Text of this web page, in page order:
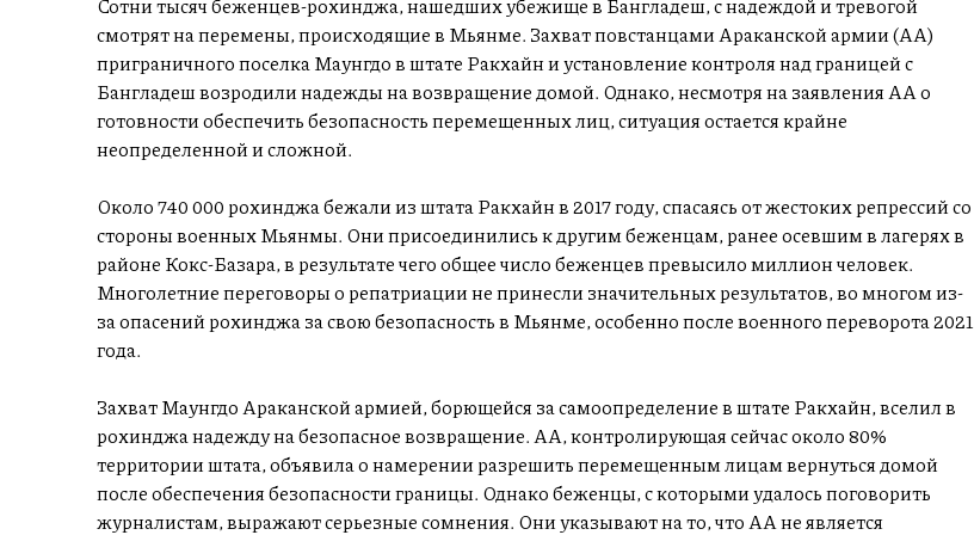
Сотни тысяч беженцев-рохинджа, нашедших убежище в Бангладеш, с надеждой и тревогой
смотрят на перемены, происходящие в Мьянме. Захват повстанцами Араканской армии (АА)
приграничного поселка Маунгдо в штате Ракхайн и установление контроля над границей с
Бангладеш возродили надежды на возвращение домой. Однако, несмотря на заявления АА о
готовности обеспечить безопасность перемещенных лиц, ситуация остается крайне
неопределенной и сложной.
Около 740 000 рохинджа бежали из штата Ракхайн в 2017 году, спасаясь от жестоких репрессий со
стороны военных Мьянмы. Они присоединились к другим беженцам, ранее осевшим в лагерях в
районе Кокс-Базара, в результате чего общее число беженцев превысило миллион человек.
Многолетние переговоры о репатриации не принесли значительных результатов, во многом из-
за опасений рохинджа за свою безопасность в Мьянме, особенно после военного переворота 2021
года.
Захват Маунгдо Араканской армией, борющейся за самоопределение в штате Ракхайн, вселил в
рохинджа надежду на безопасное возвращение. АА, контролирующая сейчас около 80%
территории штата, объявила о намерении разрешить перемещенным лицам вернуться домой
после обеспечения безопасности границы. Однако беженцы, с которыми удалось поговорить
журналистам, выражают серьезные сомнения. Они указывают на то, что АА не является